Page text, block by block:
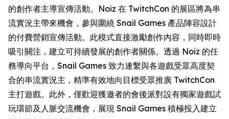
的創作者主導宣傳活動。Noiz 在 TwitchCon 的展區將為串
流實況主帶來機會，參與圍繞 Snail Games 產品陣容設計
的付費營銷宣傳活動。此模式直接激勵創作內容，同時即時
吸引關注，建立可持續發展的創作者關係。透過 Noiz 的任
務導向平台，Snail Games 致力連繫與各遊戲受眾高度契
合的串流實況主，精準有效地向目標受眾推廣 TwitchCon
主打遊戲。此外，僅歡迎獲邀者的會後派對設有獨家遊戲試
玩環節及人脈交流機會，展現 Snail Games 積極投入建立